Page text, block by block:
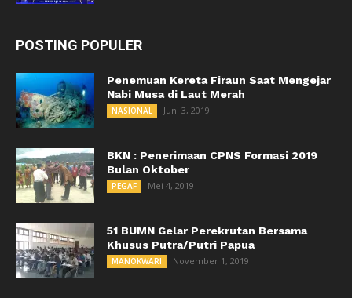
POSTING POPULER
Penemuan Kereta Firaun Saat Mengejar
Nabi Musa di Laut Merah
NASIONAL Juni 3, 2019
BKN : Penerimaan CPNS Formasi 2019
Bulan Oktober
PEGAF Mei 4, 2019
51 BUMN Gelar Perekrutan Bersama
Khusus Putra/Putri Papua
MANOKWARI November 1, 2019